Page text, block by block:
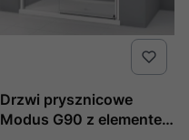
Drzwi prysznicowe
Modus G90 z elementem